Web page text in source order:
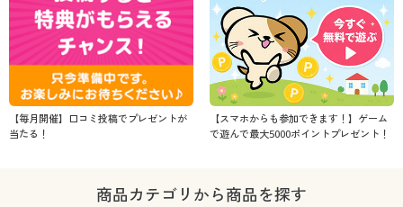
【毎月開催】口コミ投稿でプレゼントが
当たる！
【スマホからも参加できます！】ゲーム
で遊んで最大5000ポイントプレゼント！
商品カテゴリから商品を探す